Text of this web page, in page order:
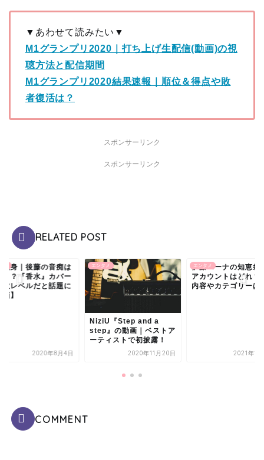
▼あわせて読みたい▼
M1グランプリ2020｜打ち上げ生配信(動画)の視
聴方法と配信期間
M1グランプリ2020結果速報｜順位＆得点や敗
者復活は？
スポンサーリンク
スポンサーリンク
RELATED POST
頭身｜後藤の音痴は
と？『香水』カバー
故レベルだと話題に
】
2020年8月4日
エンタメ
NiziU『Step and a
step』の動画｜ベストア
ーティストで初披露！
2020年11月20日
エンタメ
伊藤ニーナの知恵袋
アカウントはどれ？
内容やカテゴリーは
2021年1
COMMENT